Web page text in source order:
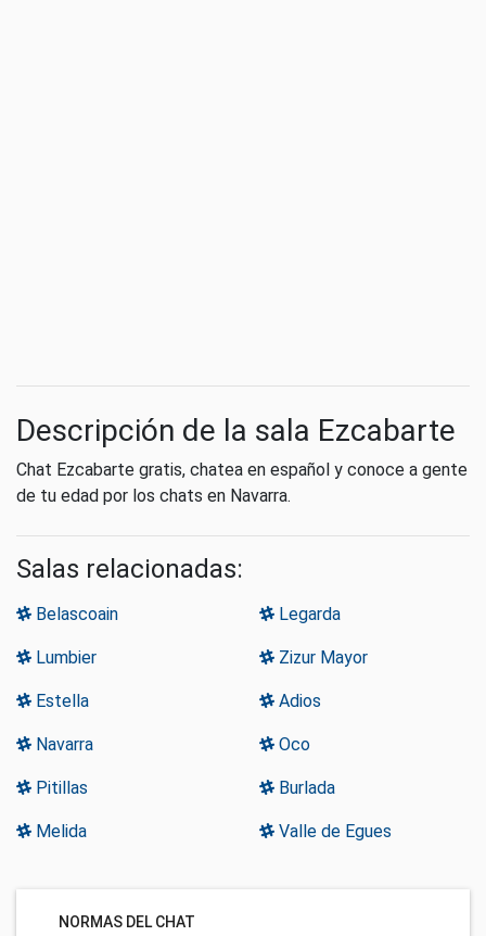
Descripción de la sala Ezcabarte
Chat Ezcabarte gratis, chatea en español y conoce a gente
de tu edad por los chats en Navarra.
Salas relacionadas:
Belascoain Legarda
Lumbier Zizur Mayor
Estella Adios
Navarra Oco
Pitillas Burlada
Melida Valle de Egues
NORMAS DEL CHAT